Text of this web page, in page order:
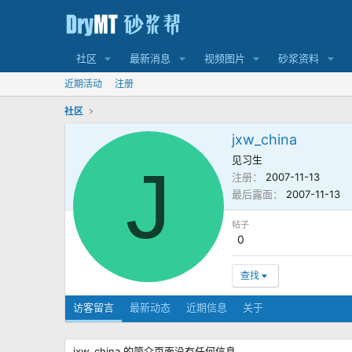
社区 最新消息 视频图片 砂浆资料
近期活动 注册
社区
J
jxw_china
见习生
注册
2007-11-13
最后露面
2007-11-13
帖子
0
查找
访客留言 最新动态 近期信息 关于